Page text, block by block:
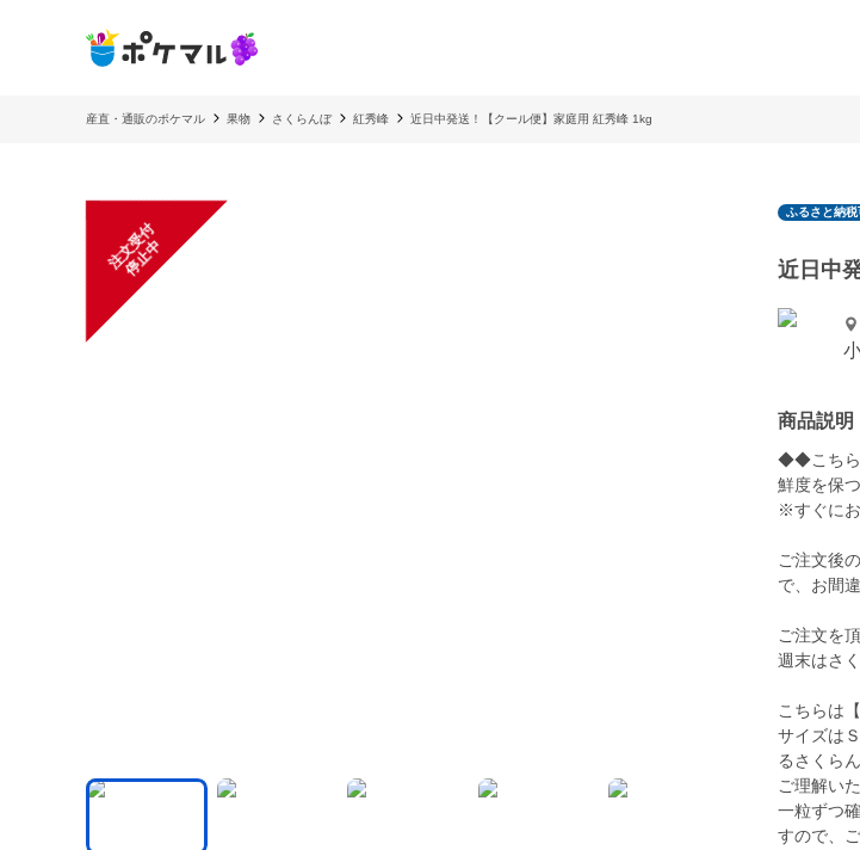
産直・通販のポケマル 果物 さくらんぼ 紅秀峰 近日中発送！【クール便】家庭用 紅秀峰 1kg
注
文
受
付
停
止
中
ふるさと納税
近日中
商品説明
◆◆こちら
鮮度を保
※すぐに
ご注文後
で、お間
ご注文を
週末はさ
こちらは
サイズは
るさくら
ご理解い
一粒ずつ
すので、